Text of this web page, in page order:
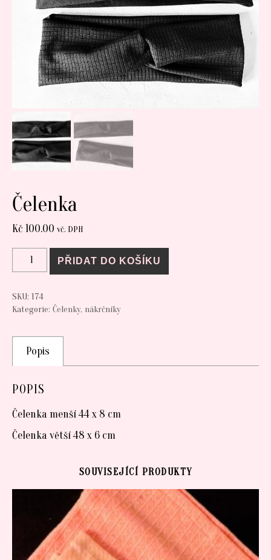
Čelenka
Kč 100.00 vč. DPH
Čelenka množství
PŘIDAT DO KOŠÍKU
SKU: 174
Kategorie: Čelenky, nákrčníky
Popis
POPIS
Čelenka menší 44 x 8 cm
Čelenka větší 48 x 6 cm
SOUVISEJÍCÍ PRODUKTY